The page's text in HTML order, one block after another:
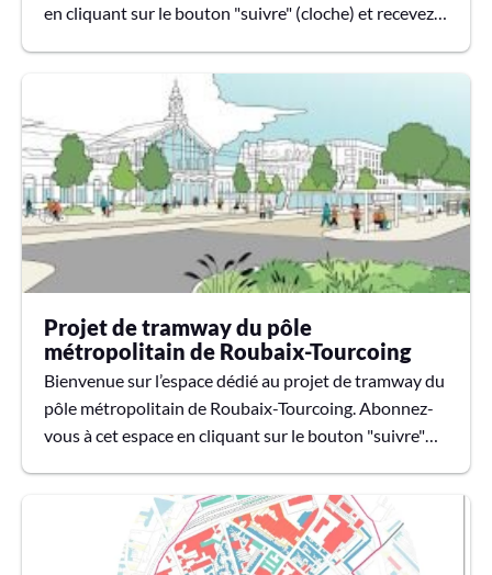
en cliquant sur le bouton "suivre" (cloche) et recevez
Projet de tramway du pôle
métropolitain de Roubaix-Tourcoing
Bienvenue sur l’espace dédié au projet de tramway du
pôle métropolitain de Roubaix-Tourcoing. Abonnez-
vous à cet espace en cliquant sur le bouton "suivre"
Tourcoing en vidéo🚊 La carte du tracé du projet de
Roubaix-Tourcoing : ✋ Retrouvez toutes les